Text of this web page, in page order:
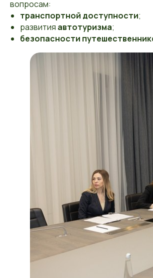
вопросам:
транспортной доступности;
развития автотуризма;
безопасности